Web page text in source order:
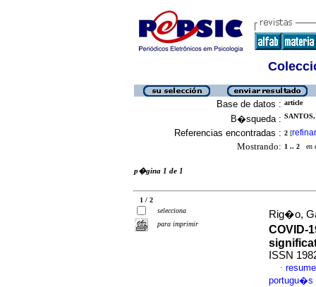
Base de datos : article
B�squeda :
Referencias encontradas : 2 [refinar
Mostrando: 1 .. 2 en
p�gina 1 de 1
1 / 2
selecciona
para imprimir
Rig�o,
COVID-
ISSN
·
portugu�s